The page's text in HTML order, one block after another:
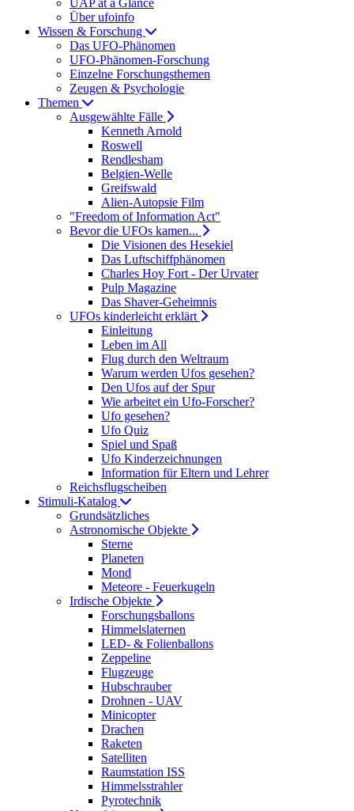
UAP at a Glance
Über ufoinfo
Wissen & Forschung
Das UFO-Phänomen
UFO-Phänomen-Forschung
Einzelne Forschungsthemen
Zeugen & Psychologie
Themen
Ausgewählte Fälle
Kenneth Arnold
Roswell
Rendlesham
Belgien-Welle
Greifswald
Alien-Autopsie Film
"Freedom of Information Act"
Bevor die UFOs kamen...
Die Visionen des Hesekiel
Das Luftschiffphänomen
Charles Hoy Fort - Der Urvater
Pulp Magazine
Das Shaver-Geheimnis
UFOs kinderleicht erklärt
Einleitung
Leben im All
Flug durch den Weltraum
Warum werden Ufos gesehen?
Den Ufos auf der Spur
Wie arbeitet ein Ufo-Forscher?
Ufo gesehen?
Ufo Quiz
Spiel und Spaß
Ufo Kinderzeichnungen
Information für Eltern und Lehrer
Reichsflugscheiben
Stimuli-Katalog
Grundsätzliches
Astronomische Objekte
Sterne
Planeten
Mond
Meteore - Feuerkugeln
Irdische Objekte
Forschungsballons
Himmelslaternen
LED- & Folienballons
Zeppeline
Flugzeuge
Hubschrauber
Drohnen - UAV
Minicopter
Drachen
Raketen
Satelliten
Raumstation ISS
Himmelsstrahler
Pyrotechnik